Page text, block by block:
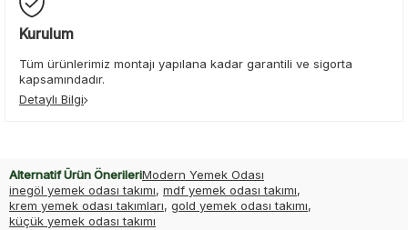
Kurulum
Tüm ürünlerimiz montajı yapılana kadar garantili ve sigorta
kapsamındadır.
Detaylı Bilgi
Alternatif Ürün ÖnerileriModern Yemek Odası
inegöl yemek odası takımı, mdf yemek odası takımı,
krem yemek odası takımları, gold yemek odası takımı,
küçük yemek odası takımı